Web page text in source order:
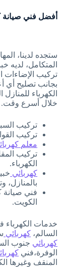
أفضل فني صيانة
ستجده لدينا،
المتكامل، لديه
تركيب الإضاءات
بجانب تصليح أي
الكهرباء
خلال أسرع وقت.
تركيب
تركيب
معلم
تركيب
الكهرباء.
كهربائي
بالمنازل،
فني صيانة
الكويت.
خدمات الكهرباء
السالم، كهربائي
كهربائي جنوب
الوفرة،فني
المنقف وغيرها